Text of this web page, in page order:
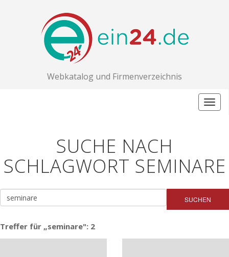
Webkatalog und Firmenverzeichnis
SUCHE NACH
SCHLAGWORT SEMINARE
SUCHEN
Treffer für „seminare": 2